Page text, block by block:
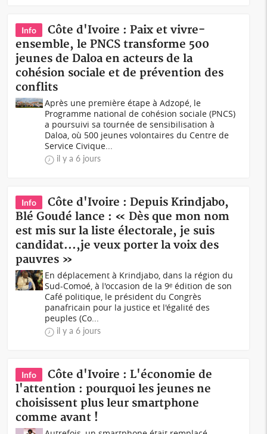
Info
Côte d'Ivoire : Paix et vivre-
ensemble, le PNCS transforme 500
jeunes de Daloa en acteurs de la
cohésion sociale et de prévention des
conflits
Après une première étape à Adzopé, le
Programme national de cohésion sociale (PNCS)
a poursuivi sa tournée de sensibilisation à
Daloa, où 500 jeunes volontaires du Centre de
Service Civique...
il y a 6 jours
Info
Côte d'Ivoire : Depuis Krindjabo,
Blé Goudé lance : « Dès que mon nom
est mis sur la liste électorale, je suis
candidat...,je veux porter la voix des
pauvres »
En déplacement à Krindjabo, dans la région du
Sud-Comoé, à l'occasion de la 9ᵉ édition de son
Café politique, le président du Congrès
panafricain pour la justice et l'égalité des
peuples (Co...
il y a 6 jours
Info
Côte d'Ivoire : L'économie de
l'attention : pourquoi les jeunes ne
choisissent plus leur smartphone
comme avant !